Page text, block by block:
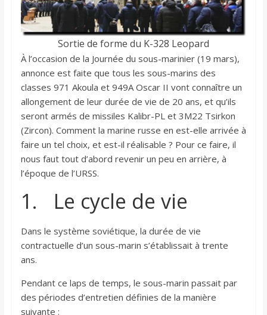
Sortie de forme du K-328 Leopard
À l’occasion de la Journée du sous-marinier (19 mars),
annonce est faite que tous les sous-marins des
classes 971 Akoula et 949A Oscar II vont connaître un
allongement de leur durée de vie de 20 ans, et qu’ils
seront armés de missiles Kalibr-PL et 3M22 Tsirkon
(Zircon). Comment la marine russe en est-elle arrivée à
faire un tel choix, et est-il réalisable ? Pour ce faire, il
nous faut tout d’abord revenir un peu en arrière, à
l’époque de l’URSS.
1. Le cycle de vie
Dans le système soviétique, la durée de vie
contractuelle d’un sous-marin s’établissait à trente
ans.
Pendant ce laps de temps, le sous-marin passait par
des périodes d’entretien définies de la manière
suivante :